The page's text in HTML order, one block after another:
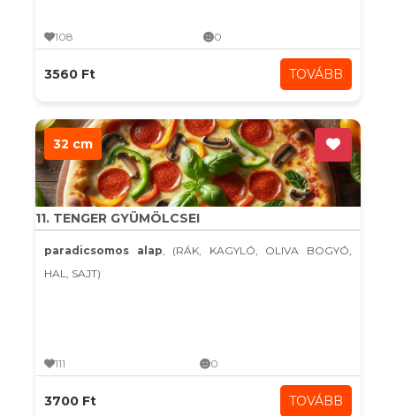
108 0
3560 Ft TOVÁBB
32 cm
11. TENGER GYÜMÖLCSEI
paradicsomos alap, (RÁK, KAGYLÓ, OLIVA BOGYÓ,
HAL, SAJT)
111 0
3700 Ft TOVÁBB